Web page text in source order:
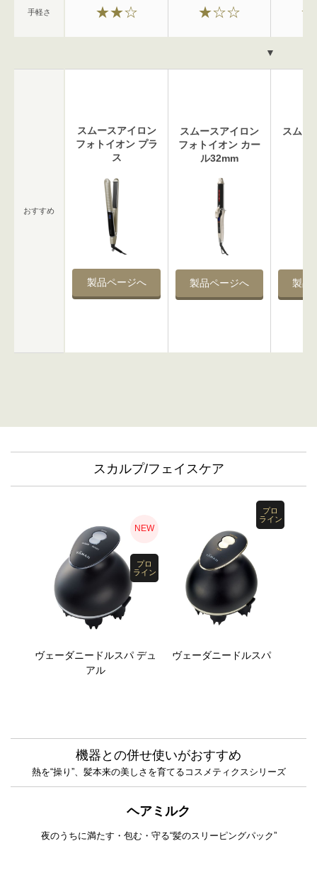
手軽さ
おすすめ
★★☆ ★☆☆
▼
スムースアイロン
フォトイオン プラ
ス
製品ページへ
スムースアイロン
フォトイオン カー
ル32mm
製品ページへ
スムー
製品
スカルプ/フェイスケア
NEW
プロ
ライン
ヴェーダニードルスパ デュ
アル
プロ
ライン
ヴェーダニードルスパ
機器との併せ使いがおすすめ
熱を“操り”、髪本来の美しさを育てるコスメティクスシリーズ
ヘアミルク
夜のうちに満たす・包む・守る“髪のスリーピングパック”